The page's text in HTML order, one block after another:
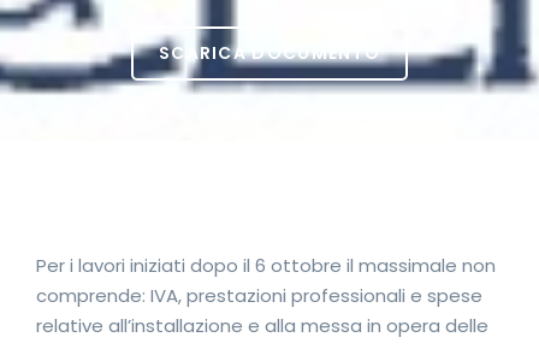
SCARICA DOCUMENTO
Per i lavori iniziati dopo il 6 ottobre il massimale non
comprende: IVA, prestazioni professionali e spese
relative all’installazione e alla messa in opera delle